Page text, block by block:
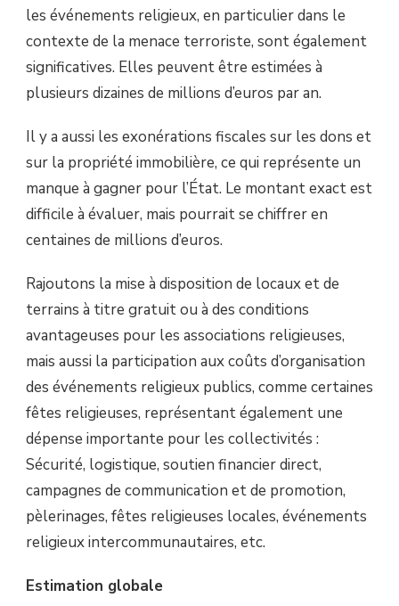
les événements religieux, en particulier dans le
contexte de la menace terroriste, sont également
significatives. Elles peuvent être estimées à
plusieurs dizaines de millions d’euros par an.
Il y a aussi les exonérations fiscales sur les dons et
sur la propriété immobilière, ce qui représente un
manque à gagner pour l’État. Le montant exact est
difficile à évaluer, mais pourrait se chiffrer en
centaines de millions d’euros.
Rajoutons la mise à disposition de locaux et de
terrains à titre gratuit ou à des conditions
avantageuses pour les associations religieuses,
mais aussi la participation aux coûts d’organisation
des événements religieux publics, comme certaines
fêtes religieuses, représentant également une
dépense importante pour les collectivités :
Sécurité, logistique, soutien financier direct,
campagnes de communication et de promotion,
pèlerinages, fêtes religieuses locales, événements
religieux intercommunautaires, etc.
Estimation globale